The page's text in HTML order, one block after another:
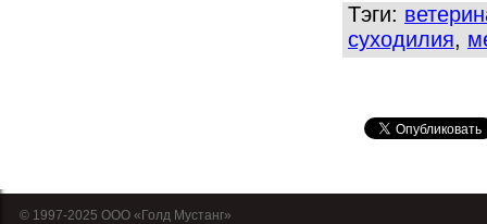
Тэги:
суходилия,
© 1997-2025 OOO «Голд Мустанг»